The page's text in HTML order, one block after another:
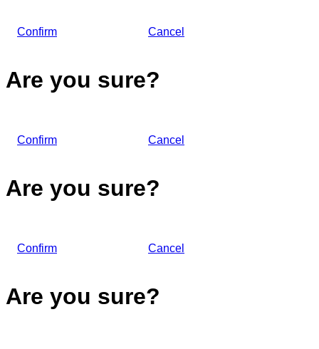
Confirm Cancel
Are you sure?
Confirm Cancel
Are you sure?
Confirm Cancel
Are you sure?